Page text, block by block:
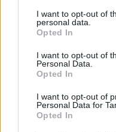
I want to opt-out of
personal data.
Opted In
I want to opt-out of
Personal Data.
Opted In
I want to opt-out of
Personal Data for
Opted In
Γεωργιάδης:
τη συνεργασία
27 Φεβρουαρίου 2026